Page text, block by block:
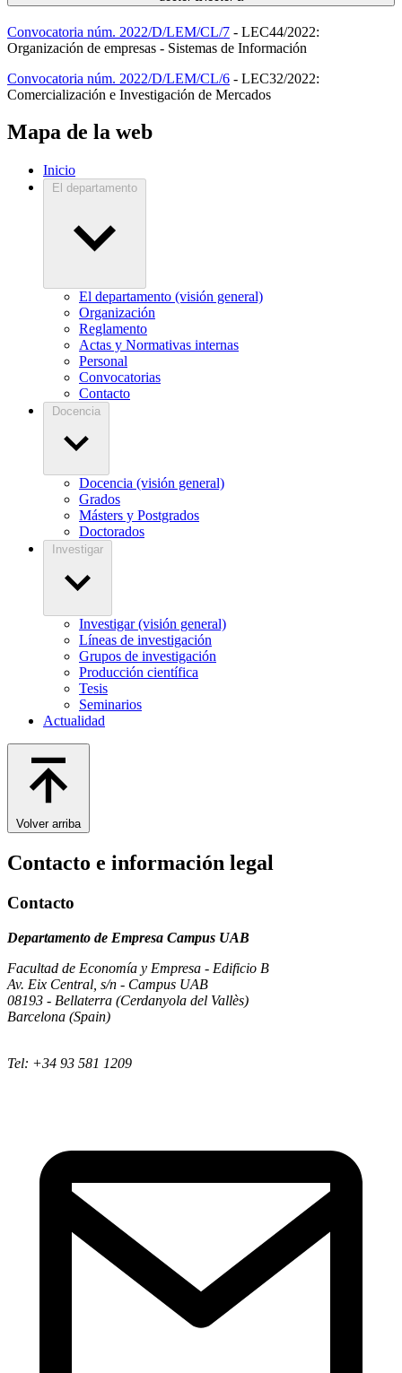
Convocatoria núm. 2022/D/LEM/CL/7 - LEC44/2022:
Organización de empresas - Sistemas de Información
Convocatoria núm. 2022/D/LEM/CL/6 - LEC32/2022:
Comercialización e Investigación de Mercados
Mapa de la web
Inicio
El departamento
El departamento (visión general)
Organización
Reglamento
Actas y Normativas internas
Personal
Convocatorias
Contacto
Docencia
Docencia (visión general)
Grados
Másters y Postgrados
Doctorados
Investigar
Investigar (visión general)
Líneas de investigación
Grupos de investigación
Producción científica
Tesis
Seminarios
Actualidad
Volver arriba
Contacto e información legal
Contacto
Departamento de Empresa Campus UAB
Facultad de Economía y Empresa - Edificio B
Av. Eix Central, s/n - Campus UAB
08193 - Bellaterra (Cerdanyola del Vallès)
Barcelona (Spain)
Tel: +34 93 581 1209